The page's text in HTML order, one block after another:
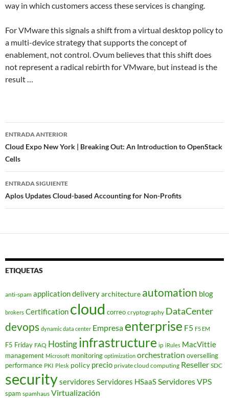
way in which customers access these services is changing.
For VMware this signals a shift from a virtual desktop policy to
a multi-device strategy that supports the concept of
enablement, not control. Ovum believes that this shift does
not represent a radical rebirth for VMware, but instead is the
result …
Navegador
de
entradas
ENTRADA ANTERIOR
Cloud Expo New York | Breaking Out: An Introduction to OpenStack
Cells
ENTRADA SIGUIENTE
Aplos Updates Cloud-based Accounting for Non-Profits
ETIQUETAS
anti-spam application deliveryarchitecture automation blog
brokers Certification cloud correo cryptography DataCenter
devops dynamic data center Empresa enterprise F5 F5 EM
F5 Friday FAQ Hostinginfrastructure ip iRules MacVittie
management Microsoft monitoring optimization orchestration overselling
performance PKI Plesk policy precio private cloud computing Reseller SDC
securityservidores Servidores HSaaSServidores VPS
spam spamhaus Virtualización